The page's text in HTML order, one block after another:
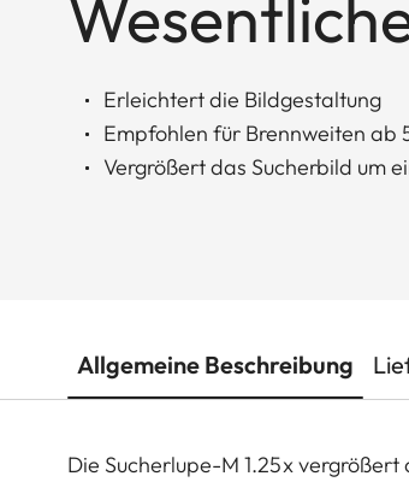
Erleichtert die Bildgestaltung
Empfohlen für Brennweiten ab
Vergrößert das Sucherbild um
Allgemeine Beschreibung
Die Sucherlupe-M 1.25x